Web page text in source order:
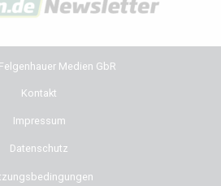
Medien GbR
Kontakt
Impressum
Datenschutz